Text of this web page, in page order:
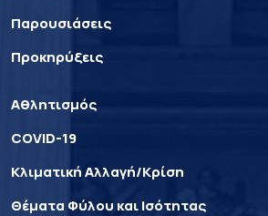
Παρουσιάσεις
Προκηρύξεις
Αθλητισμός
COVID-19
Κλιματική Αλλαγή/Κρίση
Θέματα Φύλου και Ισότητας